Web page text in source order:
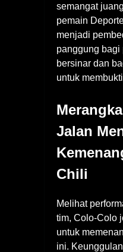
semangat
pemain
menjadi
panggung bagi
bersinar dan
untuk
Jalan
Chili
Melihat
tim, Colo-Colo
untuk
ini.